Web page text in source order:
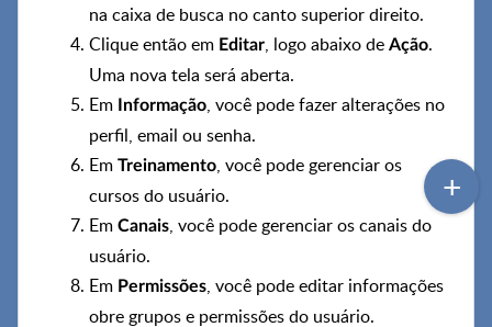
na caixa de busca no canto superior direito.
Clique então em Editar, logo abaixo de Ação.
Uma nova tela será aberta.
Em Informação, você pode fazer alterações no
perfil, email ou senha.
Em Treinamento, você pode gerenciar os
cursos do usuário.
Em Canais, você pode gerenciar os canais do
usuário.
Em Permissões, você pode editar informações
obre grupos e permissões do usuário.